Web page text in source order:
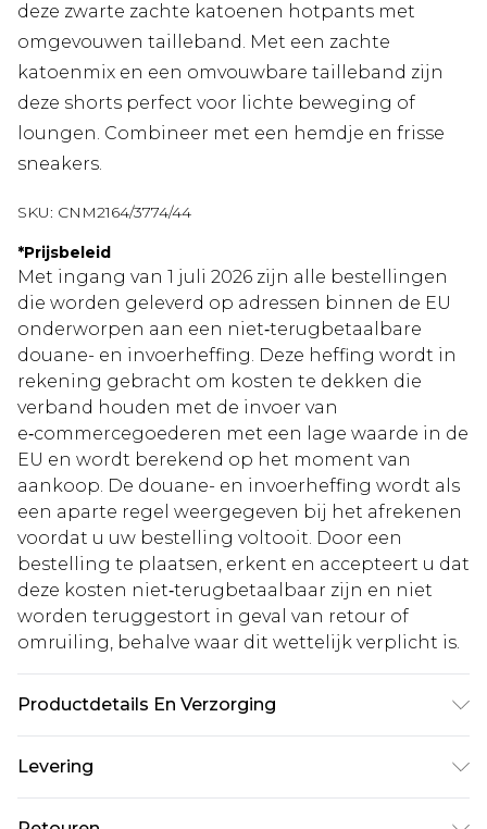
deze zwarte zachte katoenen hotpants met
omgevouwen tailleband. Met een zachte
katoenmix en een omvouwbare tailleband zijn
deze shorts perfect voor lichte beweging of
loungen. Combineer met een hemdje en frisse
sneakers.
SKU: CNM2164/3774/44
*Prijsbeleid
Met ingang van 1 juli 2026 zijn alle bestellingen
die worden geleverd op adressen binnen de EU
onderworpen aan een niet‑terugbetaalbare
douane- en invoerheffing. Deze heffing wordt in
rekening gebracht om kosten te dekken die
verband houden met de invoer van
e‑commercegoederen met een lage waarde in de
EU en wordt berekend op het moment van
aankoop. De douane- en invoerheffing wordt als
een aparte regel weergegeven bij het afrekenen
voordat u uw bestelling voltooit. Door een
bestelling te plaatsen, erkent en accepteert u dat
deze kosten niet‑terugbetaalbaar zijn en niet
worden teruggestort in geval van retour of
omruiling, behalve waar dit wettelijk verplicht is.
Productdetails En Verzorging
door de gebruikte stof kan kleur afgeven.
Levering
Standaardlevering Nederland €5.99